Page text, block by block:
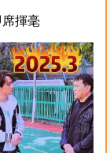
揮毫